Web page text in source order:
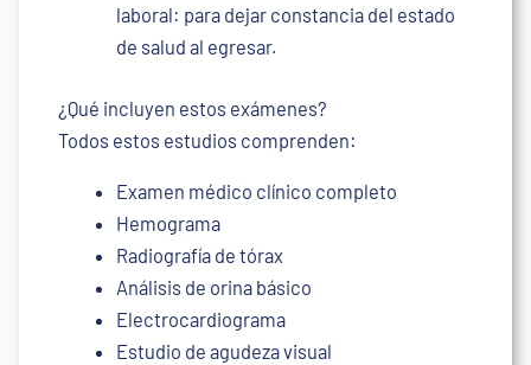
laboral: para dejar constancia del estado
de salud al egresar.
¿Qué incluyen estos exámenes?
Todos estos estudios comprenden:
Examen médico clínico completo
Hemograma
Radiografía de tórax
Análisis de orina básico
Electrocardiograma
Estudio de agudeza visual